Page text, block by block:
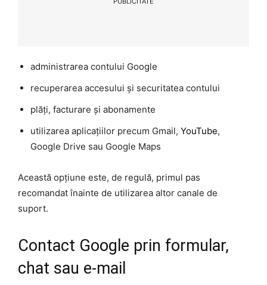
administrarea contului Google
recuperarea accesului și securitatea contului
plăți, facturare și abonamente
utilizarea aplicațiilor precum Gmail, YouTube,
Google Drive sau Google Maps
Această opțiune este, de regulă, primul pas
recomandat înainte de utilizarea altor canale de
suport.
Contact Google prin formular,
chat sau e-mail